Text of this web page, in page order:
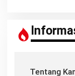
Tentang